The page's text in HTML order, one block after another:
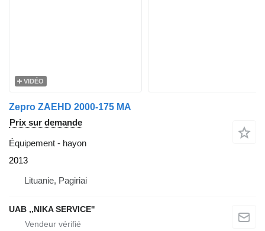
VIDÉO
Zepro ZAEHD 2000-175 MA
Prix sur demande
Équipement - hayon
2013
Lituanie, Pagiriai
UAB ,,NIKA SERVICE''